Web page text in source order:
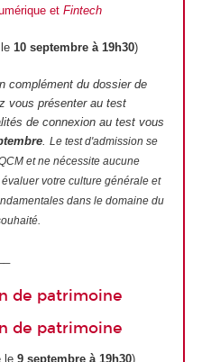
et Fintech
10 septembre à 19h30)
complément du dossier de
vous présenter au test
de connexion au test vous
Le test d'admission se
et ne nécessite aucune
votre culture générale et
dans le domaine du
de patrimoine
de patrimoine
le 9 septembre à 19h30)